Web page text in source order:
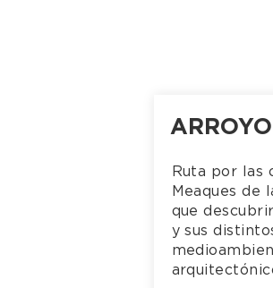
Ruta por las
Meaques de
que
y sus